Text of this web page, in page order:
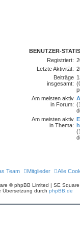
BENUTZER-
Registriert:
Letzte Aktivität:
Beiträge
insgesamt:
Am meisten aktiv
in Forum:
Am meisten aktiv
in Thema:
Alle
Mitglieder
Team
© phpBB Limited | SE
Übersetzung durch phpBB.de